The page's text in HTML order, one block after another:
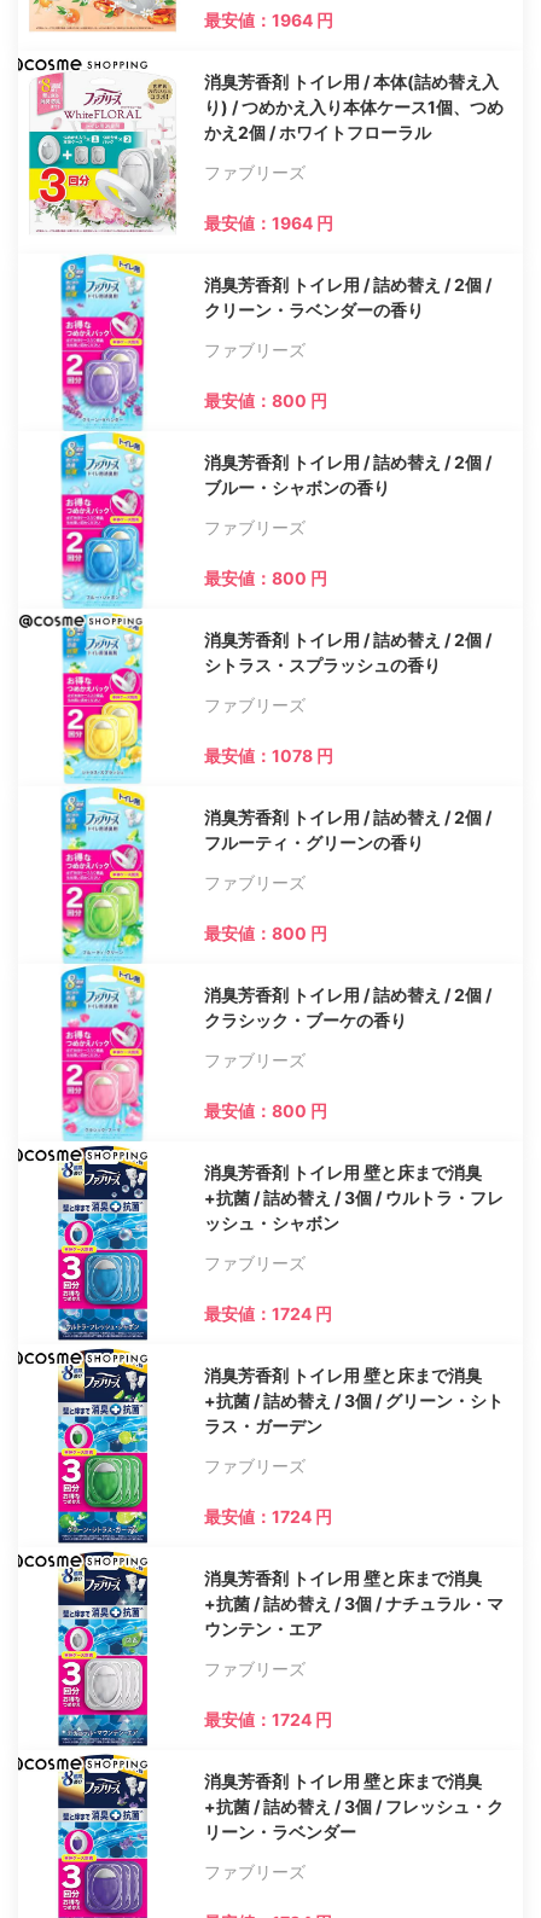
最安値：1964 円
消臭芳香剤 トイレ用 / 本体(詰め替え入
り) / つめかえ入り本体ケース1個、つめ
かえ2個 / ホワイトフローラル
ファブリーズ
最安値：1964 円
消臭芳香剤 トイレ用 / 詰め替え / 2個 /
クリーン・ラベンダーの香り
ファブリーズ
最安値：800 円
消臭芳香剤 トイレ用 / 詰め替え / 2個 /
ブルー・シャボンの香り
ファブリーズ
最安値：800 円
消臭芳香剤 トイレ用 / 詰め替え / 2個 /
シトラス・スプラッシュの香り
ファブリーズ
最安値：1078 円
消臭芳香剤 トイレ用 / 詰め替え / 2個 /
フルーティ・グリーンの香り
ファブリーズ
最安値：800 円
消臭芳香剤 トイレ用 / 詰め替え / 2個 /
クラシック・ブーケの香り
ファブリーズ
最安値：800 円
消臭芳香剤 トイレ用 壁と床まで消臭
+抗菌 / 詰め替え / 3個 / ウルトラ・フレ
ッシュ・シャボン
ファブリーズ
最安値：1724 円
消臭芳香剤 トイレ用 壁と床まで消臭
+抗菌 / 詰め替え / 3個 / グリーン・シト
ラス・ガーデン
ファブリーズ
最安値：1724 円
消臭芳香剤 トイレ用 壁と床まで消臭
+抗菌 / 詰め替え / 3個 / ナチュラル・マ
ウンテン・エア
ファブリーズ
最安値：1724 円
消臭芳香剤 トイレ用 壁と床まで消臭
+抗菌 / 詰め替え / 3個 / フレッシュ・ク
リーン・ラベンダー
ファブリーズ